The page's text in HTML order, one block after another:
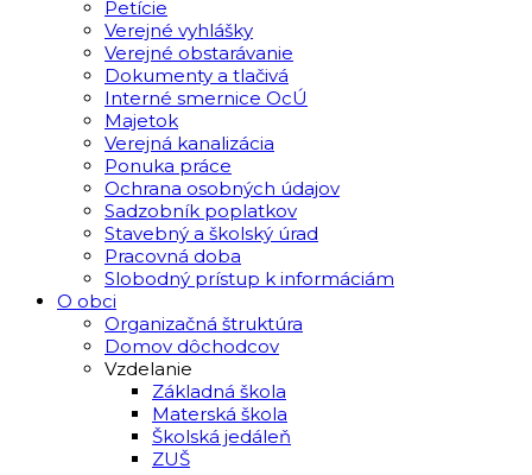
Petície
Verejné vyhlášky
Verejné obstarávanie
Dokumenty a tlačivá
Interné smernice OcÚ
Majetok
Verejná kanalizácia
Ponuka práce
Ochrana osobných údajov
Sadzobník poplatkov
Stavebný a školský úrad
Pracovná doba
Slobodný prístup k informáciám
O obci
Organizačná štruktúra
Domov dôchodcov
Vzdelanie
Základná škola
Materská škola
Školská jedáleň
ZUŠ